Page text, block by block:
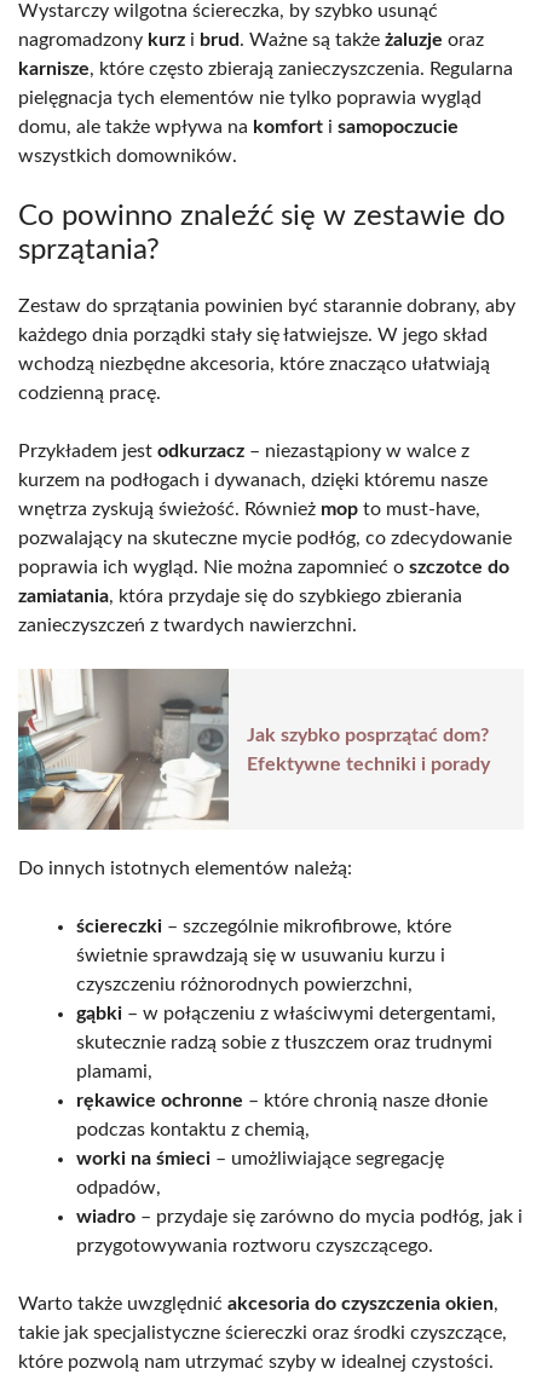
Wystarczy wilgotna ściereczka, by szybko usunąć
nagromadzony kurz i brud. Ważne są także żaluzje oraz
karnisze, które często zbierają zanieczyszczenia. Regularna
pielęgnacja tych elementów nie tylko poprawia wygląd
domu, ale także wpływa na komfort i samopoczucie
wszystkich domowników.
Co powinno znaleźć się w zestawie do
sprzątania?
Zestaw do sprzątania powinien być starannie dobrany, aby
każdego dnia porządki stały się łatwiejsze. W jego skład
wchodzą niezbędne akcesoria, które znacząco ułatwiają
codzienną pracę.
Przykładem jest odkurzacz – niezastąpiony w walce z
kurzem na podłogach i dywanach, dzięki któremu nasze
wnętrza zyskują świeżość. Również mop to must-have,
pozwalający na skuteczne mycie podłóg, co zdecydowanie
poprawia ich wygląd. Nie można zapomnieć o szczotce do
zamiatania, która przydaje się do szybkiego zbierania
zanieczyszczeń z twardych nawierzchni.
Jak szybko posprzątać dom?
Efektywne techniki i porady
Do innych istotnych elementów należą:
ściereczki – szczególnie mikrofibrowe, które
świetnie sprawdzają się w usuwaniu kurzu i
czyszczeniu różnorodnych powierzchni,
gąbki – w połączeniu z właściwymi detergentami,
skutecznie radzą sobie z tłuszczem oraz trudnymi
plamami,
rękawice ochronne – które chronią nasze dłonie
podczas kontaktu z chemią,
worki na śmieci – umożliwiające segregację
odpadów,
wiadro – przydaje się zarówno do mycia podłóg, jak i
przygotowywania roztworu czyszczącego.
Warto także uwzględnić akcesoria do czyszczenia okien,
takie jak specjalistyczne ściereczki oraz środki czyszczące,
które pozwolą nam utrzymać szyby w idealnej czystości.